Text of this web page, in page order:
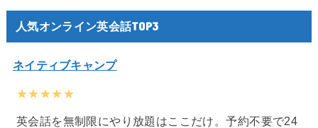
人気オンライン英会話TOP3
ネイティブキャンプ
★★★★★
英会話を無制限にやり放題はここだけ。予約不要で24